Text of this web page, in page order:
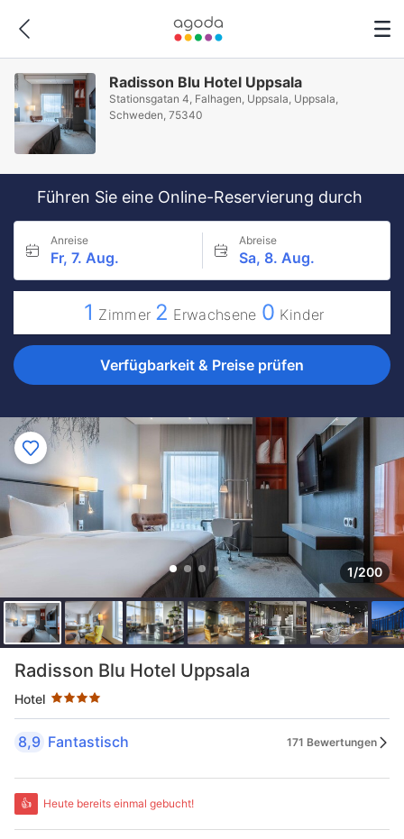
Radisson Blu Hotel Uppsala
Stationsgatan 4, Falhagen, Uppsala, Uppsala,
Schweden, 75340
Führen Sie eine Online-Reservierung durch
Anreise
Fr, 7. Aug.
Abreise
Sa, 8. Aug.
1 Zimmer 2 Erwachsene 0 Kinder
Verfügbarkeit & Preise prüfen
1/200
Radisson Blu Hotel Uppsala
Hotel
Sternekategorie: 4 Sterne
8,9 Fantastisch 171 Bewertungen
👍 Heute bereits einmal gebucht!